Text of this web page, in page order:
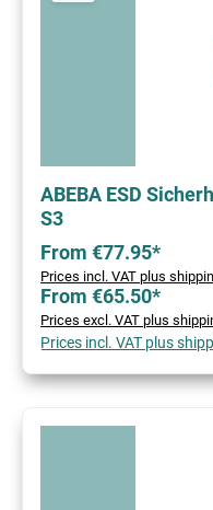
ABEBA ESD
S3
From €77.95*
Prices incl. VAT plus
From €65.50*
Prices excl. VAT plus
Prices incl. VAT plus